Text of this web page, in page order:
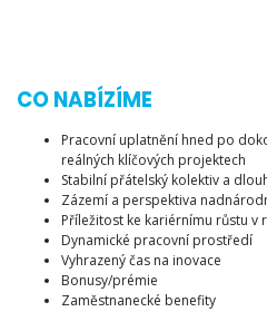
CO NABÍZÍME
Pracovní uplatnění hned po
reálných klíčových projektech
Stabilní přátelský kolektiv a
Zázemí a perspektiva
Příležitost ke kariérnímu růstu v
Dynamické pracovní prostředí
Vyhrazený čas na inovace
Bonusy/prémie
Zaměstnanecké benefity